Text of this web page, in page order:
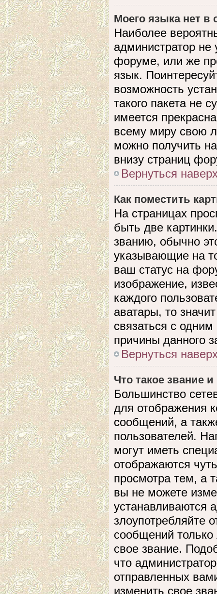
Моего языка нет в
Наиболее
администратор не
форуме, или же
язык.
возможность
такого пакета не
имеется
всему миру свою
можно получить
внизу страниц
Вернуться
Как поместить
На страницах
быть две
званию, обычно
указывающие на
ваш статус на
изображение,
каждого
аватары, то
связаться с
причины данного
Вернуться
Что такое звание
Большинство
для отображения
сообщений, а
пользователей.
могут иметь
отображаются
просмотра тем, а
вы не можете
устанавливаются
злоупотребляйте
сообщений
свое звание.
что
отправленных
изменить свое